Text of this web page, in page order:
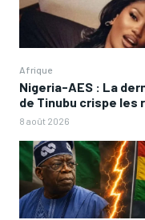
Afrique
Nigeria-AES : La
de Tinubu crispe les
8 août 2026